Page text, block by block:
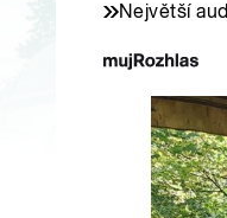
Největší